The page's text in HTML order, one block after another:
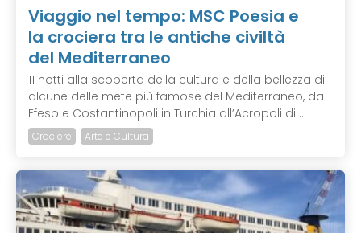
Viaggio nel tempo: MSC Poesia e
la crociera tra le antiche civiltà
del Mediterraneo
11 notti alla scoperta della cultura e della bellezza di
alcune delle mete più famose del Mediterraneo, da
Efeso e Costantinopoli in Turchia all’Acropoli di ...
Crociere Arte e Cultura